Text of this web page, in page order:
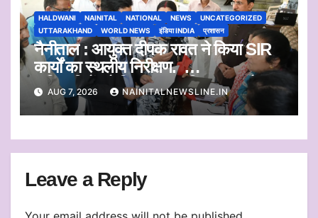
HALDWANI NAINITAL NATIONAL NEWS
UNCATEGORIZED
UTTARAKHAND
WORLD NEWS इंडिया INDIA प्रशासन
नैनीताल : आयुक्त दीपक रावत ने किया SIR
कार्यों का स्थलीय निरीक्षण.
अधिकारियों को दिए समयबद्ध निस्तारण और
पारदर्शिता के निर्देश
AUG 7, 2026 NAINITALNEWSLINE.IN
Leave a Reply